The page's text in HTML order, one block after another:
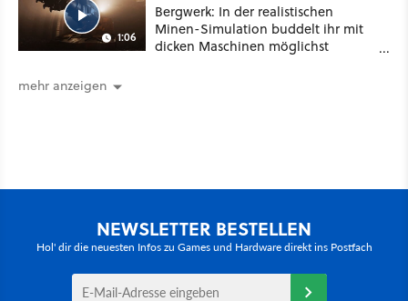
1:06
Bergwerk: In der realistischen
Minen-Simulation buddelt ihr mit
dicken Maschinen möglichst
mehr anzeigen
NEWSLETTER BESTELLEN
Hol' dir die neuesten Infos zu Games und Hardware direkt ins Postfach